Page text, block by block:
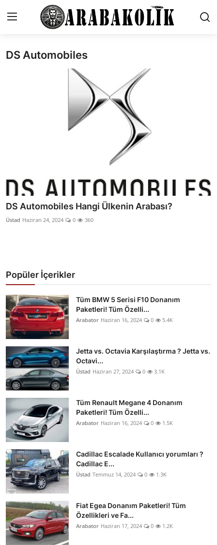
İletişim
Motosiklet
Paketler
DS Automobiles
DS Automobiles Hangi Ülkenin Arabası?
Üstad Haziran 24, 2024 0 360
Popüler İçerikler
Tüm BMW 5 Serisi F10 Donanım
Paketleri! Tüm Özelli...
Arabator Haziran 16, 2024 0 5.4K
Jetta vs. Octavia Karşılaştırma ? Jetta vs.
Octavi...
Üstad Haziran 27, 2024 0 3.1K
Tüm Renault Megane 4 Donanım
Paketleri! Tüm Özelli...
Arabator Haziran 16, 2024 0 1.5K
Cadillac Escalade Kullanıcı yorumları ?
Cadillac E...
Üstad Temmuz 14, 2024 0 1.3K
Fiat Egea Donanım Paketleri! Tüm
Özellikleri ve Fa...
Arabator Haziran 17, 2024 0 1.2K